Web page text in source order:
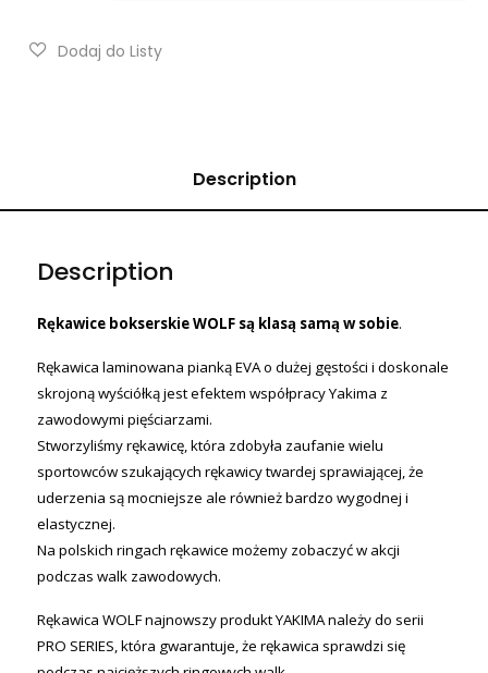
Description
Description
Rękawice bokserskie WOLF są klasą samą w sobie.
Rękawica laminowana pianką EVA o dużej gęstości i doskonale
skrojoną wyściółką jest efektem współpracy Yakima z
zawodowymi pięściarzami.
Stworzyliśmy rękawicę, która zdobyła zaufanie wielu
sportowców szukających rękawicy twardej sprawiającej, że
uderzenia są mocniejsze ale również bardzo wygodnej i
elastycznej.
Na polskich ringach rękawice możemy zobaczyć w akcji
podczas walk zawodowych.
Rękawica WOLF najnowszy produkt YAKIMA należy do serii
PRO SERIES, która gwarantuje, że rękawica sprawdzi się